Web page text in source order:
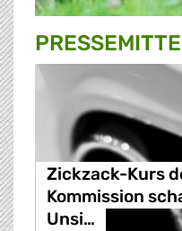
Zickzack-Kurs
Kommission
Unsi…